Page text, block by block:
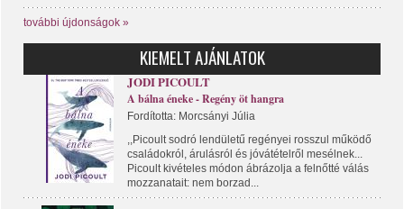
további újdonságok »
KIEMELT AJÁNLATOK
JODI PICOULT
A bálna éneke - Regény öt hangra
Fordította: Morcsányi Júlia
,,Picoult sodró lendületű regényei rosszul működő
családokról, árulásról és jóvátételről mesélnek...
Picoult kivételes módon ábrázolja a felnőtté válás
mozzanatait: nem borzad...